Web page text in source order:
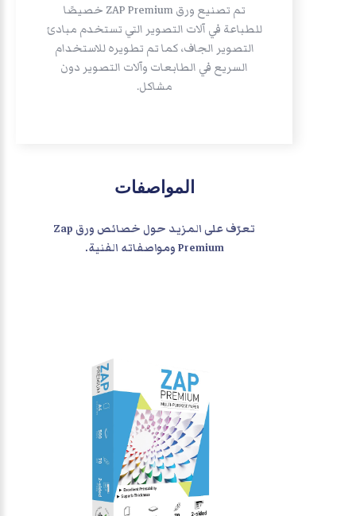
تم تصنيع ورق ZAP Premium خصيصًا
للطباعة في آلات التصوير التي تستخدم مبادئ
التصوير الجاف، كما تم تطويره للاستخدام
السريع في الطابعات وآلات التصوير دون
مشاكل.
المواصفات
تعرّف على المزيد حول خصائص ورق Zap
Premium ومواصفاته الفنية.